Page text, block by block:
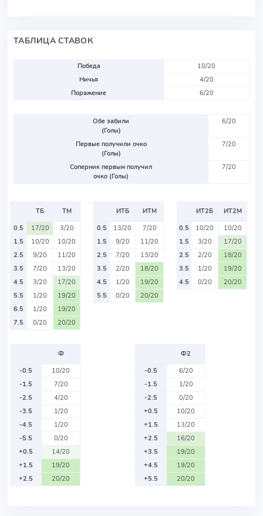
ТАБЛИЦА СТАВОК
Победа
10/20
Ничья
4/20
Поражение
6/20
Обе забили
(Голы)
6/20
Первые получили очко
(Голы)
7/20
Соперник первым получил
очко (Голы)
7/20
ТБ
ТМ
0.5
17/20
3/20
1.5
10/20
10/20
2.5
9/20
11/20
3.5
7/20
13/20
4.5
3/20
17/20
5.5
1/20
19/20
6.5
1/20
19/20
7.5
0/20 20/20
ИТБ
ИТМ
0.5
13/20
7/20
1.5
9/20
11/20
2.5
7/20
13/20
3.5
2/20
18/20
4.5
1/20
19/20
5.5
0/20 20/20
ИТ2Б
ИТ2М
0.5
10/20
10/20
1.5
3/20
17/20
2.5
2/20
18/20
3.5
1/20
19/20
4.5
0/20 20/20
Ф
-0.5
10/20
-1.5
7/20
-2.5
4/20
-3.5
1/20
-4.5
1/20
-5.5
0/20
+0.5
14/20
+1.5
19/20
+2.5
20/20
Ф2
-0.5
6/20
-1.5
1/20
-2.5
0/20
+0.5
10/20
+1.5
13/20
+2.5
16/20
+3.5
19/20
+4.5
19/20
+5.5
20/20